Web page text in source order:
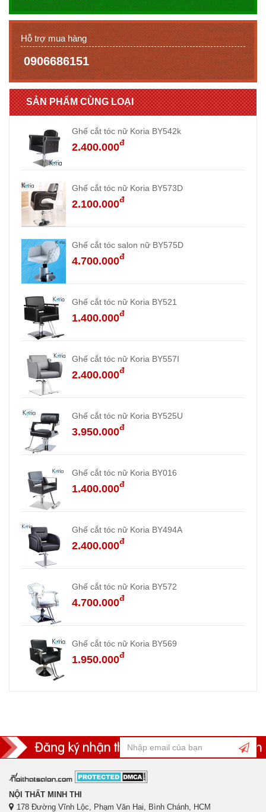
Hỗ trợ mua hàng
0906686151
SẢN PHẨM CÙNG LOẠI
Ghế cắt tóc nữ Koria BY542k
2.400.000đ
Ghế cắt tóc nữ Koria BY573D
2.100.000đ
Ghế cắt tóc salon nữ BY575D
4.700.000đ
Ghế cắt tóc nữ Koria BY521
1.400.000đ
Ghế cắt tóc nữ Koria BY557I
2.400.000đ
Ghế cắt tóc nữ Koria BY525U
3.950.000đ
Ghế cắt tóc nữ Koria BY016
1.400.000đ
Ghế cắt tóc nữ Koria BY494A
2.400.000đ
Ghế cắt tóc nữ Koria BY572
4.700.000đ
Ghế cắt tóc nữ Koria BY569
1.950.000đ
NỘI THẤT MINH THI
178 Đường Vĩnh Lộc, Phạm Văn Hai, Bình Chánh, HCM